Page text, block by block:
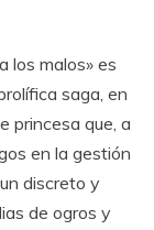
los malos» es
saga, en
princesa que, a
en la gestión
discreto y
de ogros y